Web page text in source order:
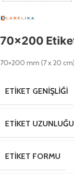
70×200
70×200 mm (7 x 20
ETIKET GENIŞLIĞI
ETIKET UZUNLUĞU
ETIKET FORMU